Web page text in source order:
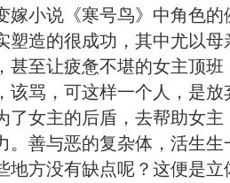
嫁小说《寒号鸟》中角色
塑造的很成功，其中尤以
甚至让疲惫不堪的女主顶
该骂，可这样一个人，是
了女主的后盾，去帮助女
。善与恶的复杂体，活生
地方没有缺点呢？这便是